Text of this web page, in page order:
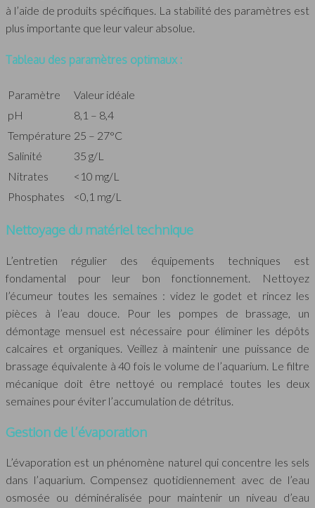
à l’aide de produits spécifiques. La stabilité des paramètres est
plus importante que leur valeur absolue.
Tableau des paramètres optimaux :
Paramètre
Valeur idéale
pH
8,1 – 8,4
Température 25 – 27°C
Salinité
35 g/L
Nitrates
<10 mg/L
Phosphates
<0,1 mg/L
Nettoyage du matériel technique
L’entretien régulier des équipements techniques est
fondamental pour leur bon fonctionnement. Nettoyez
l’écumeur toutes les semaines : videz le godet et rincez les
pièces à l’eau douce. Pour les pompes de brassage, un
démontage mensuel est nécessaire pour éliminer les dépôts
calcaires et organiques. Veillez à maintenir une puissance de
brassage équivalente à 40 fois le volume de l’aquarium. Le filtre
mécanique doit être nettoyé ou remplacé toutes les deux
semaines pour éviter l’accumulation de détritus.
Gestion de l’évaporation
L’évaporation est un phénomène naturel qui concentre les sels
dans l’aquarium. Compensez quotidiennement avec de l’eau
osmosée ou déminéralisée pour maintenir un niveau d’eau